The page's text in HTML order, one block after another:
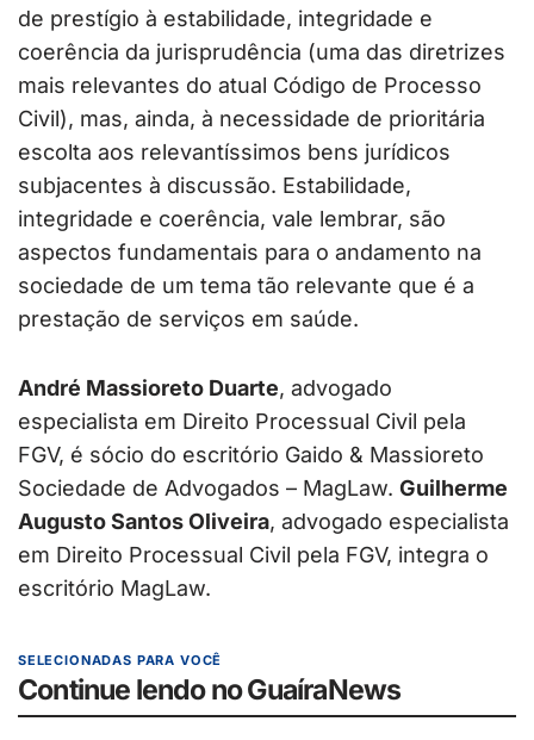
de prestígio à estabilidade, integridade e
coerência da jurisprudência (uma das diretrizes
mais relevantes do atual Código de Processo
Civil), mas, ainda, à necessidade de prioritária
escolta aos relevantíssimos bens jurídicos
subjacentes à discussão. Estabilidade,
integridade e coerência, vale lembrar, são
aspectos fundamentais para o andamento na
sociedade de um tema tão relevante que é a
prestação de serviços em saúde.
André Massioreto Duarte, advogado
especialista em Direito Processual Civil pela
FGV, é sócio do escritório Gaido & Massioreto
Sociedade de Advogados – MagLaw. Guilherme
Augusto Santos Oliveira, advogado especialista
em Direito Processual Civil pela FGV, integra o
escritório MagLaw.
SELECIONADAS PARA VOCÊ
Continue lendo no GuaíraNews